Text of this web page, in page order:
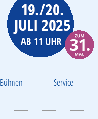
Bühnen Service